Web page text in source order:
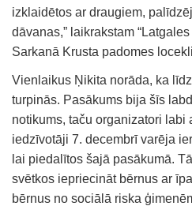
izklaidētos ar draugiem,
dāvanas,” laikrakstam
Sarkanā Krusta padomes
Vienlaikus Ņikita norāda, ka
turpinās. Pasākums bija šīs
notikums, taču organizatori labi
iedzīvotāji 7. decembrī varēja
lai piedalītos šajā pasākumā.
svētkos iepriecināt bērnus ar
bērnus no sociālā riska